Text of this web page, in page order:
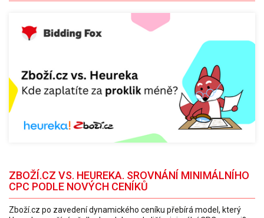
ZBOŽÍ.CZ VS. HEUREKA. SROVNÁNÍ MINIMÁLNÍHO
CPC PODLE NOVÝCH CENÍKŮ
Zboží.cz po zavedení dynamického ceníku přebírá model, který